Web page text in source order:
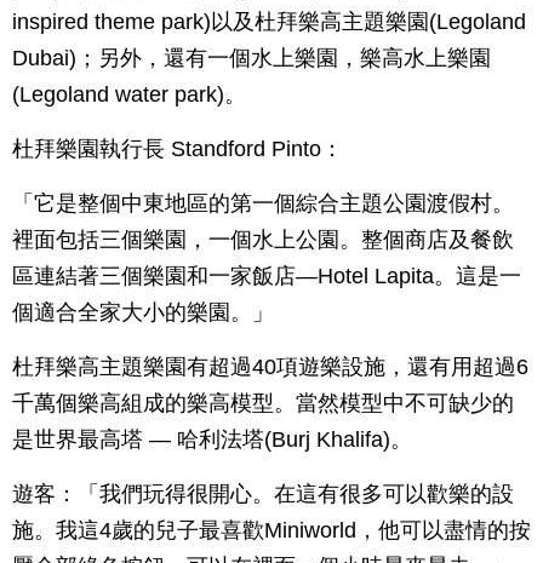
inspired theme park)以及杜拜樂高主題樂園(Legoland
Dubai)；另外，還有一個水上樂園，樂高水上樂園
(Legoland water park)。
杜拜樂園執行長 Standford Pinto：
「它是整個中東地區的第一個綜合主題公園渡假村。
裡面包括三個樂園，一個水上公園。整個商店及餐飲
區連結著三個樂園和一家飯店—Hotel Lapita。這是一
個適合全家大小的樂園。」
杜拜樂高主題樂園有超過40項遊樂設施，還有用超過6
千萬個樂高組成的樂高模型。當然模型中不可缺少的
是世界最高塔 — 哈利法塔(Burj Khalifa)。
遊客：「我們玩得很開心。在這有很多可以歡樂的設
施。我這4歲的兒子最喜歡Miniworld，他可以盡情的按